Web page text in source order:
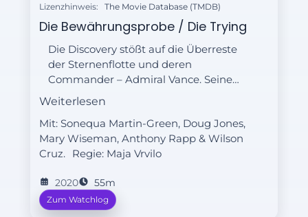
Lizenzhinweis: The Movie Database (TMDB)
Die Bewährungsprobe / Die Trying
Die Discovery stößt auf die Überreste
der Sternenflotte und deren
Commander – Admiral Vance. Seinen
Bedenken zum Trotz betraut er die
Weiterlesen
Mit: Sonequa Martin-Green, Doug Jones,
Mary Wiseman, Anthony Rapp & Wilson
Cruz.
Regie: Maja Vrvilo
2020 55m
Zum Watchlog